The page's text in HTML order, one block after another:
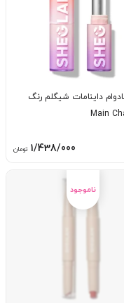
داینامات شیگلم رنگ
Main
1/438/000 تومان